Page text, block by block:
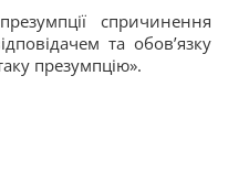
спричинення
та обов’язку
презумпцію».